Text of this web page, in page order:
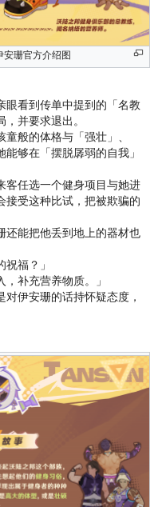
安珊官方介绍图
眼看到传单中提到的「名教
并要求退出。
般的体格与「强壮」、
能够在「摆脱孱弱的自我」
客任选一个健身项目与她进
接受这种比试，把被欺骗的
还能把他丢到地上的器材也
福？」
，补充营养物质。」
伊安珊的话持怀疑态度，